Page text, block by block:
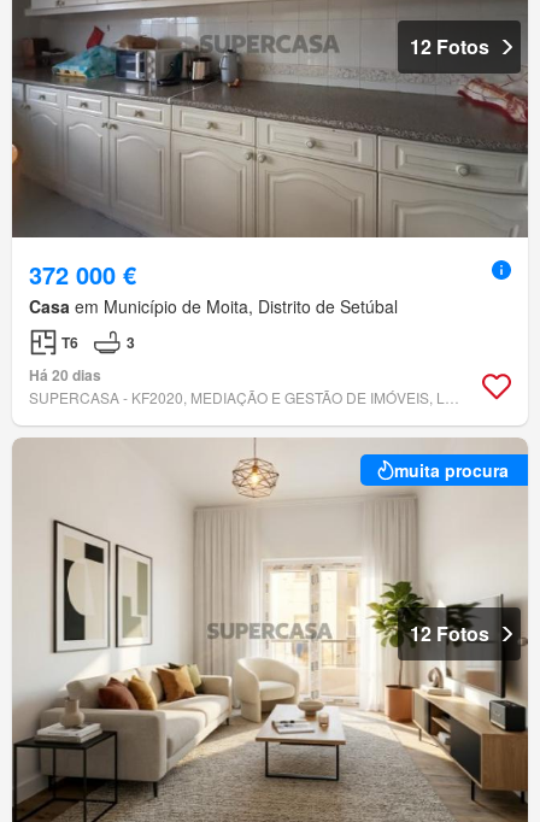
12 Fotos
372 000 €
Casa em Município de Moita, Distrito de Setúbal
T6
3
Há 20 dias
muita procura
12 Fotos